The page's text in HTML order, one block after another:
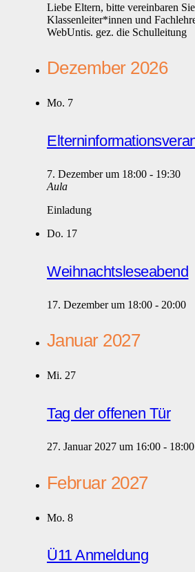
Liebe Eltern, bitte vereinbaren
Klassenleiter*innen und
WebUntis. gez. die Schulleitung
Dezember 2026
Mo. 7
7. Dezember um 18:00 - 19:30
Aula
Einladung
Do. 17
Weihnachtsleseabend
17. Dezember um 18:00 - 20:00
Januar 2027
Mi. 27
Tag der offenen Tür
27. Januar 2027 um 16:00 - 18:00
Februar 2027
Mo. 8
Ü11 Anmeldung